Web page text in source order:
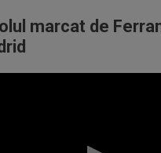
marcat de